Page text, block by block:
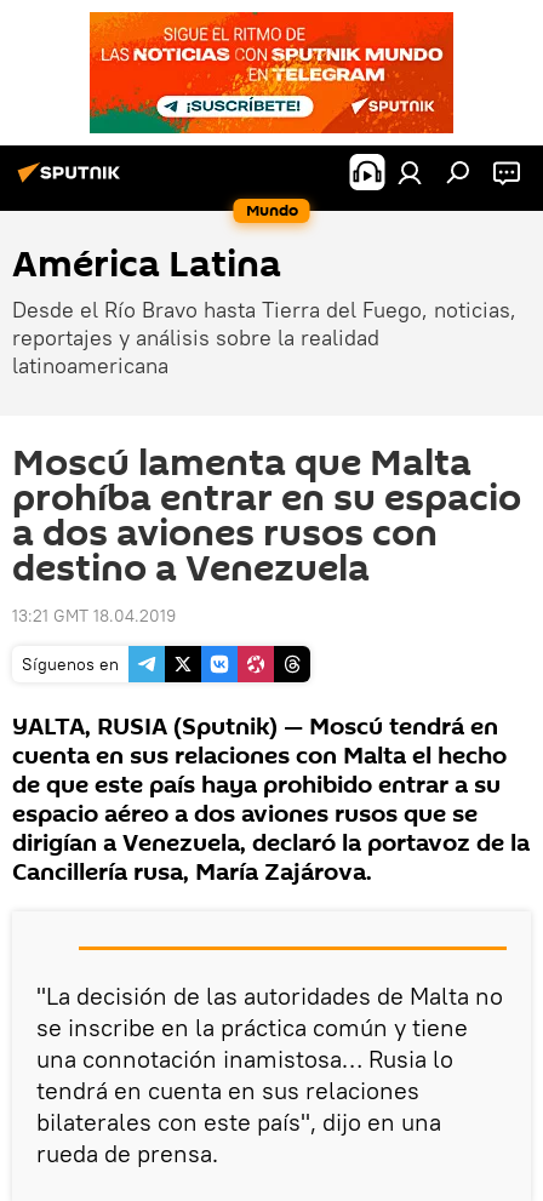
Mundo
América Latina
Desde el Río Bravo hasta Tierra del Fuego, noticias,
reportajes y análisis sobre la realidad
latinoamericana
Moscú lamenta que Malta
prohíba entrar en su espacio
a dos aviones rusos con
destino a Venezuela
13:21 GMT 18.04.2019
Síguenos en
YALTA, RUSIA (Sputnik) — Moscú tendrá en
cuenta en sus relaciones con Malta el hecho
de que este país haya prohibido entrar a su
espacio aéreo a dos aviones rusos que se
dirigían a Venezuela, declaró la portavoz de la
Cancillería rusa, María Zajárova.
"La decisión de las autoridades de Malta no
se inscribe en la práctica común y tiene
una connotación inamistosa… Rusia lo
tendrá en cuenta en sus relaciones
bilaterales con este país", dijo en una
rueda de prensa.